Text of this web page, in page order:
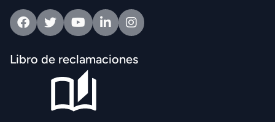
FacebookTwitterYoutubeLinkedinIntagram
Libro de reclamaciones